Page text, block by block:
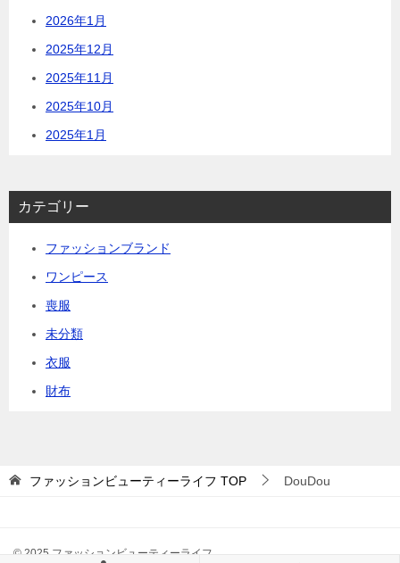
2026年1月
2025年12月
2025年11月
2025年10月
2025年1月
カテゴリー
ファッションブランド
ワンピース
喪服
未分類
衣服
財布
ファッションビューティーライフ TOP DouDou
© 2025 ファッションビューティーライフ